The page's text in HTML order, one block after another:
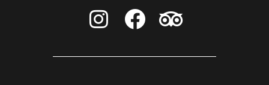
I
n
s
F
a
c
T
i